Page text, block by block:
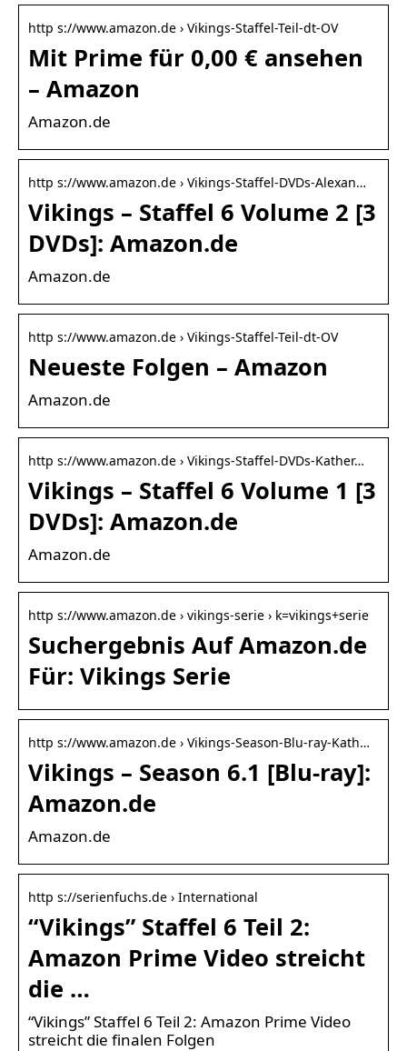
http s://www.amazon.de › Vikings-Staffel-Teil-dt-OV
Mit Prime für 0,00 € ansehen
– Amazon
Amazon.de
http s://www.amazon.de › Vikings-Staffel-DVDs-Alexan…
Vikings – Staffel 6 Volume 2 [3
DVDs]: Amazon.de
Amazon.de
http s://www.amazon.de › Vikings-Staffel-Teil-dt-OV
Neueste Folgen – Amazon
Amazon.de
http s://www.amazon.de › Vikings-Staffel-DVDs-Kather…
Vikings – Staffel 6 Volume 1 [3
DVDs]: Amazon.de
Amazon.de
http s://www.amazon.de › vikings-serie › k=vikings+serie
Suchergebnis Auf Amazon.de
Für: Vikings Serie
http s://www.amazon.de › Vikings-Season-Blu-ray-Kath…
Vikings – Season 6.1 [Blu-ray]:
Amazon.de
Amazon.de
http s://serienfuchs.de › International
“Vikings” Staffel 6 Teil 2:
Amazon Prime Video streicht
die …
“Vikings” Staffel 6 Teil 2: Amazon Prime Video
streicht die finalen Folgen